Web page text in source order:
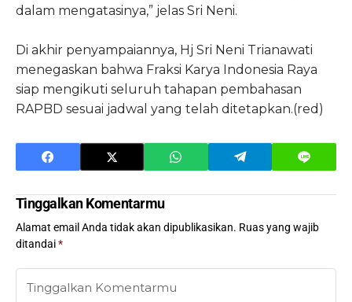
dalam mengatasinya,” jelas Sri Neni.
Di akhir penyampaiannya, Hj Sri Neni Trianawati
menegaskan bahwa Fraksi Karya Indonesia Raya
siap mengikuti seluruh tahapan pembahasan
RAPBD sesuai jadwal yang telah ditetapkan.(red)
Tinggalkan Komentarmu
Alamat email Anda tidak akan dipublikasikan. Ruas yang wajib
ditandai*